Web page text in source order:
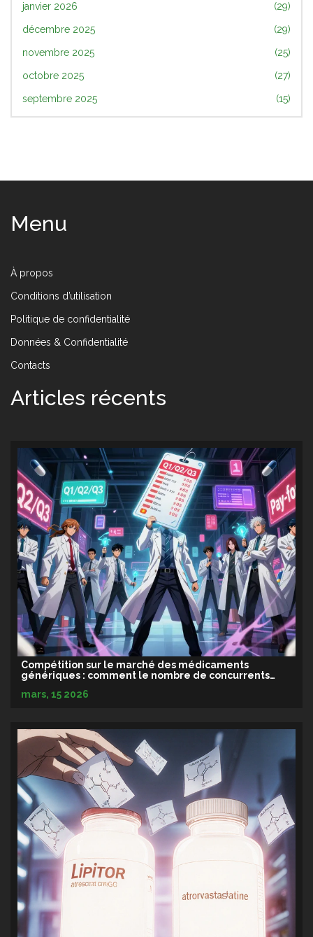
janvier 2026 (29)
décembre 2025 (29)
novembre 2025 (25)
octobre 2025 (27)
septembre 2025 (15)
Menu
À propos
Conditions d’utilisation
Politique de confidentialité
Données & Confidentialité
Contacts
Articles récents
Compétition sur le marché des médicaments
génériques : comment le nombre de concurrents
mars, 15 2026